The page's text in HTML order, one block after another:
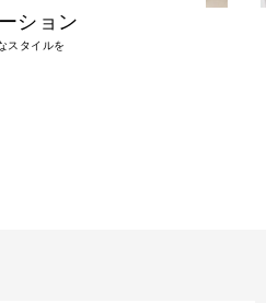
＆ヘアメイク付き
可能